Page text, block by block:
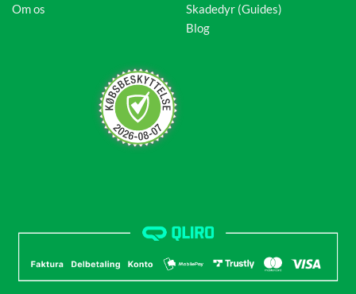
Om os
Skadedyr (Guides)
Blog